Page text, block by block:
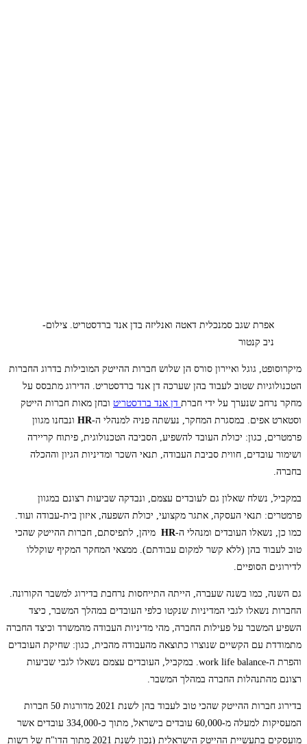
אפרת שגב סמנכלית דאטה ואנליזה בדן אנד ברדסטריט. צילום-
ניב קנטור
מיקרוסופט, גוגל ואיירון סורס הן שלוש חברות ההייטק המובילות בדרוג החברות
הטכנולוגיות שטוב לעבוד בהן שערכה דן אנד ברדסטריט. הדירוג מתבסס על
מחקר נרחב שנערך על ידי חברת דן אנד ברדסטריט ובחן מאות חברות הייטק
וסטארט אפים. במסגרת המחקר, נעשתה פניה למנהלי ה-HR ונבחנו מגוון
פרמטרים, כגון: יכולת העובד להשפיע, הסביבה הטכנולוגית, פיתוח קריירה
ושימור עובדים, חווית סביבת העבודה, תנאי השכר ומדיניות הגיון וההכלה
בחברה.
במקביל, נשלח שאלון גם לעובדים עצמם, ונבדקה שביעות רצונם במגוון
פרמטרים: תנאי העסקה, אתגר מקצועי, יכולת השפעה, איזון בית-עבודה ועוד.
כמו כן, נשאלו העובדים ומנהלי ה-HR מיהן, לתפיסתם, חברות ההייטק שהכי
טוב לעבוד בהן (ללא קשר למקום עבודתם). ממצאי המחקר המקיף שוקללו
לדירוגים הסופיים.
גם השנה, כמו בשנה שעברה, הייתה התייחסות נרחבת בדירוג למשבר הקורונה.
החברות נשאלו לגבי המדיניות שנקטו כלפי העובדים במהלך המשבר, כיצד
השפיע המשבר על פעילות החברה, מהי מדיניות העבודה מהמשרד וכיצד החברה
מתמודדת עם הקשיים שנוצרו כתוצאה מהעבודה מהבית, כגון: שחיקת העובדים
והפרת ה-work life balance. במקביל, העובדים עצמם נשאלו לגבי שביעות
רצונם מהתנהלות החברה במהלך המשבר.
בדירוג חברות ההייטק שהכי טוב לעבוד בהן לשנת 2021 מדורגות 50 חברות
המעסיקות למעלה מ-60,000 עובדים בישראל, מתוך כ-334,000 עובדים אשר
מועסקים בתעשיית ההייטק הישראלית (נכון לשנת 2021 מתוך הדו"ח של רשות